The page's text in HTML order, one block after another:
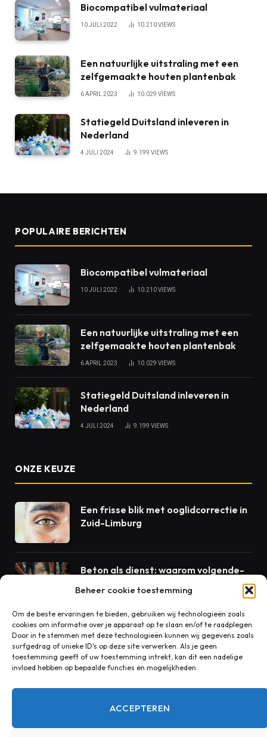
Beheer cookie toestemming
Om de beste ervaringen te bieden, gebruiken wij technologieën zoals
cookies om informatie over je apparaat op te slaan en/of te raadplegen.
Door in te stemmen met deze technologieën kunnen wij gegevens zoals
surfgedrag of unieke ID's op deze site verwerken. Als je geen
toestemming geeft of uw toestemming intrekt, kan dit een nadelige
invloed hebben op bepaalde functies en mogelijkheden.
ACCEPTEREN
Biocompatibel vulmateriaal
10 JULI 2022 10.210VIEWS
Een natuurlijke uitstraling met een
zelfgemaakte houten plantenbak
6 APRIL 2023 10.029 VIEWS
Statiegeld Duitsland inleveren in
Nederland
4 JULI 2024 9.199 VIEWS
POPULAIRE BERICHTEN
Biocompatibel vulmateriaal
10 JULI 2022 10.210VIEWS
Een natuurlijke uitstraling met een
zelfgemaakte houten plantenbak
6 APRIL 2023 10.029 VIEWS
Statiegeld Duitsland inleveren in
Nederland
4 JULI 2024 9.199 VIEWS
ONZE KEUZE
Een frisse blik met ooglidcorrectie in
Zuid-Limburg
Beton als dienst: waarom volgende-
moeten zijn
Rust in huis begint bij goede
akoestiek